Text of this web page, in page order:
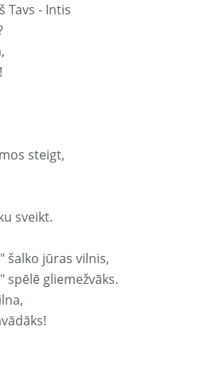
Tavs - Intis
steigt,
sveikt.
šalko jūras vilnis,
spēlē gliemežvāks.